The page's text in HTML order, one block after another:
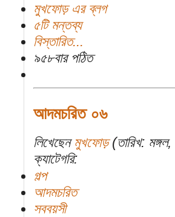
মুখফোড় এর ব্লগ
৫টি মন্তব্য
বিস্তারিত...
৯৫৮বার পঠিত
আদমচরিত ০৬
লিখেছেন মুখফোড়(তারিখ:
ক্যাটেগরি:
গল্প
আদমচরিত
সববয়সী